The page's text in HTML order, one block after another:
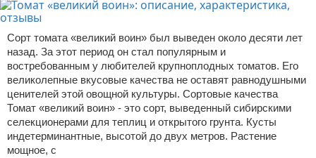
Сорт томата «великий воин» был выведен около десяти лет
назад. За этот период он стал популярным и
востребованным у любителей крупноплодных томатов. Его
великолепные вкусовые качества не оставят равнодушными
ценителей этой овощной культуры. Сортовые качества
Томат «великий воин» - это сорт, выведенный сибирскими
селекционерами для теплиц и открытого грунта. Кусты
индетерминантные, высотой до двух метров. Растение
мощное, с